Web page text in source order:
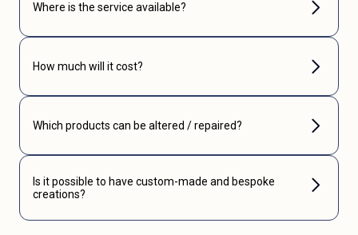
Where is the service available?
How much will it cost?
Which products can be altered / repaired?
Is it possible to have custom-made and bespoke
creations?